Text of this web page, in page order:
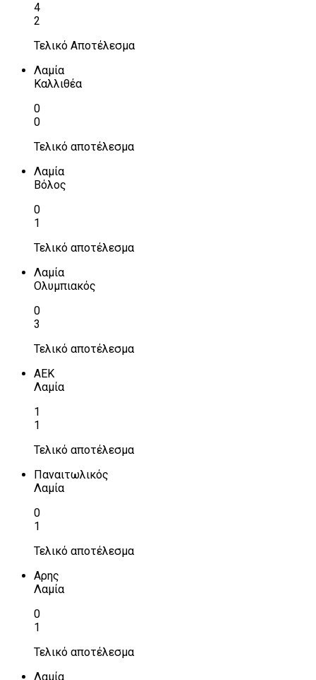
4
2
Τελικό Αποτέλεσμα
Λαμία
Καλλιθέα
0
0
Τελικό αποτέλεσμα
Λαμία
Βόλος
0
1
Τελικό αποτέλεσμα
Λαμία
Ολυμπιακός
0
3
Τελικό αποτέλεσμα
ΑΕΚ
Λαμία
1
1
Τελικό αποτέλεσμα
Παναιτωλικός
Λαμία
0
1
Τελικό αποτέλεσμα
Αρης
Λαμία
0
1
Τελικό αποτέλεσμα
Λαμία